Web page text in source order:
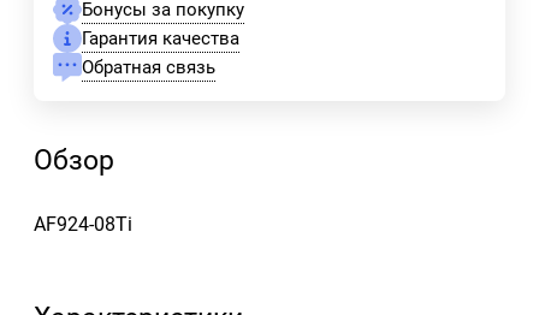
Бонусы за покупку
Гарантия качества
Обратная связь
Обзор
AF924-08Ti